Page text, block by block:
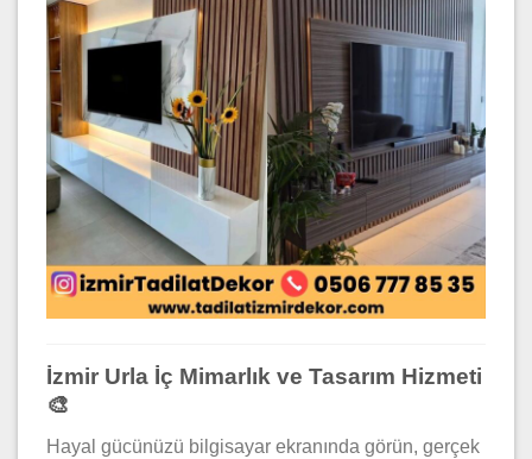
İzmir Urla İç Mimarlık ve Tasarım Hizmeti
🎨
Hayal gücünüzü bilgisayar ekranında görün, gerçek